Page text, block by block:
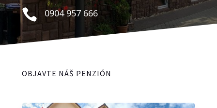
 0904 957 666
OBJAVTE NÁŠ PENZIÓN